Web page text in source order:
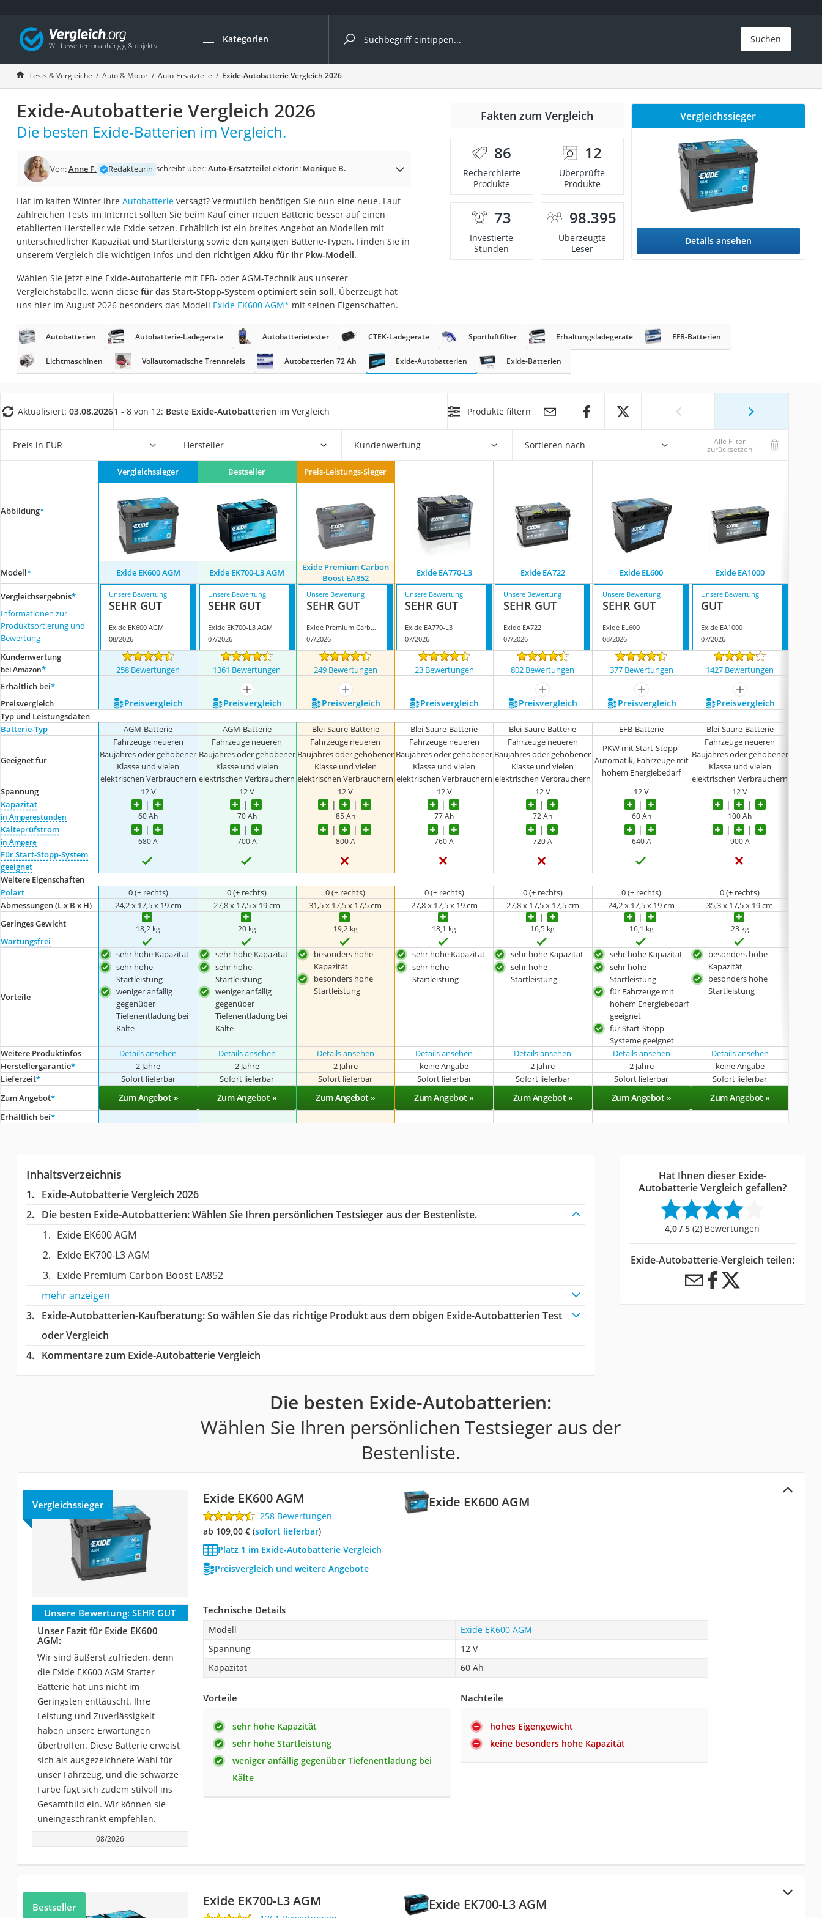
Kategorien
Die beliebtesten Vergleiche nach Kategorie
Auto & Motor
Fahrradträger-Anhängerkupplung (4 Fahrräder)
Fahrradträger
Fahrradträger (Anhängerkupplung)
Fahrradträger 3 Fahrräder
Benzinkanister (20 l)
Fahrradträger E-Bike
Benzinkanister
Marderschreck
Wagenheber 3t
AGM-Batterie Wohnmobil
Thule-Fahrradträger
Sommerreifen 205/55 R16
Autobatterie-Ladegerät
Diesel-Additiv
Wagenheber
Suchen
Tests & Vergleiche Auto & Motor Auto-Ersatzteile Exide-Autobatterie Vergleich 2026
Exide-Autobatterie Vergleich 2026
Die besten Exide-Batterien im Vergleich.
Von:Anne F. Redakteurin schreibt über:Auto-ErsatzteileLektorin: Monique B.
Hat im kalten Winter Ihre Autobatterieversagt? Vermutlich benötigen Sie nun eine neue. Laut
zahlreichen Tests im Internet sollten Sie beim Kauf einer neuen Batterie besser auf einen
etablierten Hersteller wie Exide setzen. Erhältlich ist ein breites Angebot an Modellen mit
unterschiedlicher Kapazität und Startleistung sowie den gängigen Batterie-Typen. Finden Sie in
unserem Vergleich die wichtigen Infos und den richtigen Akku für Ihr Pkw-Modell.
Wählen Sie jetzt eine Exide-Autobatterie mit EFB- oder AGM-Technik aus unserer
Vergleichstabelle, wenn diese für das Start-Stopp-System optimiert sein soll. Überzeugt hat
uns hier im August 2026 besonders das Modell Exide EK600 AGM* mit seinen Eigenschaften.
Fakten zum Vergleich
86
Recherchierte
Produkte
12
Überprüfte
Produkte
73
Investierte
Stunden
98.395
Überzeugte
Leser
Vergleichssieger
Details ansehen
Autobatterien Autobatterie-Ladegeräte Autobatterietester CTEK-Ladegeräte Sportluftfilter Erhaltungsladegeräte EFB-Batterien
Lichtmaschinen Vollautomatische Trennrelais Autobatterien 72 Ah Exide-Autobatterien Exide-Batterien
Aktualisiert: 03.08.20261 - 8 von 12: Beste Exide-Autobatterien im Vergleich Produkte filtern
Preis in EUR Hersteller Kundenwertung Sortieren nach Alle Filter
zurücksetzen
Abbildung*
Vergleichssieger Bestseller Preis-Leistungs-Sieger
Modell* Exide EK600 AGM Exide EK700-L3 AGM
Exide Premium Carbon
Boost EA852
Exide EA770-L3 Exide EA722 Exide EL600 Exide EA1000
Vergleichsergebnis*
Informationen zur
Produktsortierung und
Bewertung
Unsere Bewertung
SEHR GUT
Exide EK600 AGM
08/2026
Unsere Bewertung
SEHR GUT
Exide EK700-L3 AGM
07/2026
Unsere Bewertung
SEHR GUT
Exide Premium Carbon Boost EA852
07/2026
Unsere Bewertung
SEHR GUT
Exide EA770-L3
07/2026
Unsere Bewertung
SEHR GUT
Exide EA722
07/2026
Unsere Bewertung
SEHR GUT
Exide EL600
08/2026
Unsere Bewertung
GUT
Exide EA1000
07/2026
Kundenwertung
bei Amazon* 258 Bewertungen 1361 Bewertungen 249 Bewertungen 23 Bewertungen 802 Bewertungen 377 Bewertungen 1427 Bewertungen
Erhältlich bei*
mehr anzeigen mehr anzeigen mehr anzeigen mehr anzeigen
mehr anzeigen
Preis­vergleich
Preis­vergleich Preis­vergleich Preis­vergleich Preis­vergleich Preis­vergleich Preis­vergleich Preis­vergleich
Typ und Leistungsdaten
Batterie-Typ
AGM-Batterie AGM-Batterie Blei-Säure-Batterie Blei-Säure-Batterie Blei-Säure-Batterie EFB-Batterie Blei-Säure-Batterie
Geeignet für
Fahrzeuge neueren
Baujahres oder gehobener
Klasse und vielen
elektrischen Verbrauchern
Fahrzeuge neueren
Baujahres oder gehobener
Klasse und vielen
elektrischen Verbrauchern
Fahrzeuge neueren
Baujahres oder gehobener
Klasse und vielen
elektrischen Verbrauchern
Fahrzeuge neueren
Baujahres oder gehobener
Klasse und vielen
elektrischen Verbrauchern
Fahrzeuge neueren
Baujahres oder gehobener
Klasse und vielen
elektrischen Verbrauchern
PKW mit Start-Stopp-
Automatik, Fahrzeuge mit
hohem Energiebedarf
Fahrzeuge neueren
Baujahres oder gehobener
Klasse und vielen
elektrischen Verbrauchern
Spannung
12 V 12 V 12 V 12 V 12 V 12 V
12 V
Kapazität
in Amperestunden 60 Ah 70 Ah 85 Ah 77 Ah 72 Ah 60 Ah 100 Ah
Kälteprüfstrom
in Ampere 680 A 700 A 800 A 760 A 720 A 640 A 900 A
Für Start-Stopp-System
geeignet
Weitere Eigenschaften
Polart
0 (+ rechts) 0 (+ rechts) 0 (+ rechts) 0 (+ rechts) 0 (+ rechts) 0 (+ rechts) 0 (+ rechts)
Abmessungen (L x B x H)
24,2 x 17,5 x 19 cm 27,8 x 17,5 x 19 cm 31,5 x 17,5 x 17,5 cm 27,8 x 17,5 x 19 cm 27,8 x 17,5 x 17,5 cm 24,2 x 17,5 x 19 cm 35,3 x 17,5 x 19 cm
Geringes Gewicht
18,2 kg 20 kg 19,2 kg 18,1 kg 16,5 kg 16,1 kg 23 kg
Wartungsfrei
Vorteile
sehr hohe Kapazität
sehr hohe
Startleistung
weniger anfällig
gegenüber
Tiefenentladung bei
Kälte
sehr hohe Kapazität
sehr hohe
Startleistung
weniger anfällig
gegenüber
Tiefenentladung bei
Kälte
besonders hohe
Kapazität
besonders hohe
Startleistung
sehr hohe Kapazität
sehr hohe
Startleistung
sehr hohe Kapazität
sehr hohe
Startleistung
sehr hohe Kapazität
sehr hohe
Startleistung
für Fahrzeuge mit
hohem Energiebedarf
geeignet
für Start-Stopp-
Systeme geeignet
besonders hohe
Kapazität
besonders hohe
Startleistung
Weitere Produktinfos
Details ansehen Details ansehen Details ansehen Details ansehen Details ansehen Details ansehen
Details ansehen
Herstellergarantie* 2 Jahre 2 Jahre 2 Jahre keine Angabe 2 Jahre 2 Jahre keine Angabe
Lieferzeit* Sofort lieferbar Sofort lieferbar Sofort lieferbar Sofort lieferbar Sofort lieferbar Sofort lieferbar Sofort lieferbar
Zum Angebot* Zum Angebot » Zum Angebot » Zum Angebot » Zum Angebot » Zum Angebot » Zum Angebot » Zum Angebot »
Erhältlich bei*
Inhaltsverzeichnis
Exide-Autobatterie Vergleich 2026
Die besten Exide-Autobatterien:Wählen Sie Ihren persönlichen Testsieger aus der Bestenliste.
Exide EK600 AGM
Exide EK700-L3 AGM
Exide Premium Carbon Boost EA852
mehr anzeigen
Exide-Autobatterien-Kaufberatung: So wählen Sie das richtige Produkt aus dem obigen Exide-Autobatterien Test
oder Vergleich
Kommentare zum Exide-Autobatterie Vergleich
Hat Ihnen dieser Exide-
Autobatterie Vergleich gefallen?
4,0 / 5 (2) Bewertungen
Exide-Autobatterie-Vergleich teilen:
Die besten Exide-Autobatterien:
Wählen Sie Ihren persönlichen Testsieger aus der
Bestenliste.
Exide EK600 AGM
Vergleichssieger Exide EK600 AGM
258 Bewertungen
ab 109,00 €( Sofort lieferbar)
Platz 1 im Exide-Autobatterie Vergleich
Preisvergleich und weitere Angebote
Unsere Bewertung: SEHR GUT
Unser Fazit für Exide EK600
AGM:
Wir sind äußerst zufrieden, denn
die Exide EK600 AGM Starter-
Batterie hat uns nicht im
Geringsten enttäuscht. Ihre
Leistung und Zuverlässigkeit
haben unsere Erwartungen
übertroffen. Diese Batterie erweist
sich als ausgezeichnete Wahl für
unser Fahrzeug, und die schwarze
Farbe fügt sich zudem stilvoll ins
Gesamtbild ein. Wir können sie
uneingeschränkt empfehlen.
08/2026
Technische Details
Modell
Exide EK600 AGM
Spannung
12 V
Kapazität
60 Ah
Vorteile
sehr hohe Kapazität
sehr hohe Startleistung
weniger anfällig gegenüber Tiefenentladung bei
Kälte
Nachteile
hohes Eigengewicht
keine besonders hohe Kapazität
Exide EK700-L3 AGM
Bestseller Exide EK700-L3 AGM